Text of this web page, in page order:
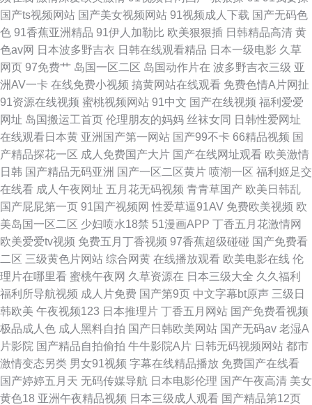
国产ts视频网站 国产美女视频网站 91视频成人下载 国产无码色
色 91香蕉亚洲精品 91伊人加勒比 欧美狠狠插 日韩精品高清 黄
色av网 日本波多野吉衣 日韩在线观看精品 日本一级电影 久草
网页 97免费艹 岛国一区二区 岛国动作片在 波多野吉衣三级 亚
洲AV一卡 在线免费小视频 搞黄网站在线观看 免费色情A片网扯
91资源在线视频 蜜桃视频网站 91中文 国产在线视频 福利爱爱
网址 岛国搬运工首页 伦理朋友的妈妈 丝袜女同 日韩性爱网址
在线观看日本黄 亚洲国产第一网站 国产99不卡 66精品视频 国
产精品探花一区 成人免费国产大片 国产在线网址观看 欧美激情
日韩 国产精品无码亚洲 国产一区二区黄片 喷潮一区 福利姬足交
在线看 成人午夜网址 五月花无码视频 青青草国产 欧美日韩乱
国产屁屁第一页 91国产视频网 性爱草逼91AV 免费欧美视频 欧
美岛国一区二区 少妇喷水18禁 51漫画APP 丁香五月花激情网
欧美爱爱tv视频 免费五月丁香视频 97香蕉超级碰碰 国产免费看
二区 三级黄色片网站 综合网黄 在线播放观看 欧美电影在线 伦
理片在哪里看 蜜桃午夜网 久草资源在 日本三级大全 久久福利
福利所导航视频 成人片免费 国产第9页 中文字幕bt原声 三级日
韩欧美 午夜视频123 日本推理片 丁香五月网站 国产免费看视频
极品成人色 成人黑料自拍 国产日韩欧美网站 国产无码av 老湿A
片影院 国产精品自拍偷拍 牛牛影院A片 日韩无码视频网站 都市
激情变态另类 男女91视频 字幕在线精品播放 免费国产在线看
国产婷婷五月天 无码传媒导航 日本电影伦理 国产午夜高清 美女
黄色18 亚洲午夜精品视频 日本三级成人观看 国产精品第12页